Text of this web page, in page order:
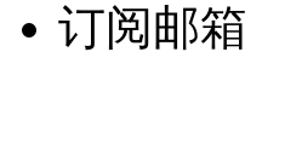
订阅邮箱